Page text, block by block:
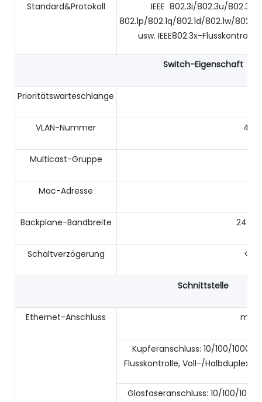
Standard&Protokoll
IEEE 802.3i/802.3u/
802.1p/802.1q/802.1d/802.1w/
usw. IEEE802.3x-
Switch-Eigenschaft
Prioritätswarteschlange
VLAN-Nummer
Multicast-Gruppe
Mac-Adresse
Backplane-Bandbreite
Schaltverzögerung <5
Schnittstelle
Ethernet-Anschluss max
Kupferanschluss: 10/100/
Flusskontrolle, Voll-/Halbduplex-
Glasfaseranschluss: 10/100/